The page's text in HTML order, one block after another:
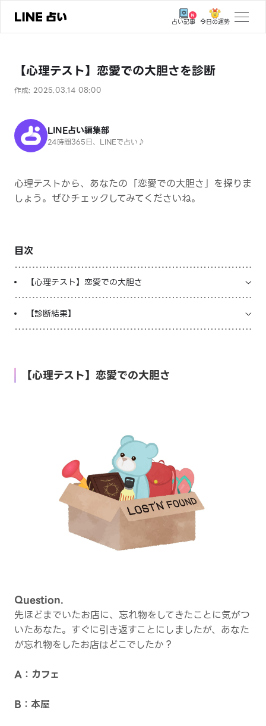
占い記事 今日の運勢
ユーザーの声
相談事例
占いの流れ
おすすめの占い師
えもじの子（占）12星座占い
お知らせ
LINE占いを開く
※LINEアプリ内のサービスページへ遷移します
【心理テスト】恋愛での大胆さを診断
作成: 2025.03.14 08:00
LINE占い編集部
24時間365日、LINEで占い♪
心理テストから、あなたの「恋愛での大胆さ」を探りま
しょう。ぜひチェックしてみてくださいね。
目次
【心理テスト】恋愛での大胆さ
【診断結果】
【心理テスト】恋愛での大胆さ
Question.
先ほどまでいたお店に、忘れ物をしてきたことに気がつ
いたあなた。すぐに引き返すことにしましたが、あなた
が忘れ物をしたお店はどこでしたか？
A：カフェ
B：本屋